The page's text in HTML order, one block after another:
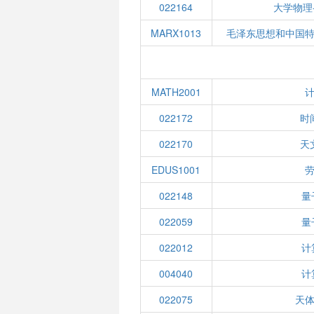
022164
大学物
MARX1013
毛泽东思想和中国
MATH2001
022172
时
022170
天
EDUS1001
022148
量
022059
量
022012
计
004040
计
022075
天